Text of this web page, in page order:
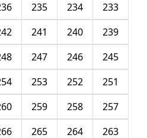
233
234
235
239
240
241
245
246
247
251
252
253
257
258
259
263
264
265